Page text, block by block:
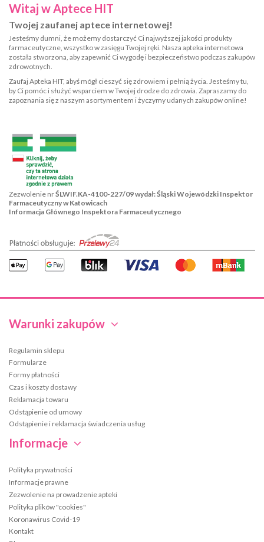
Warunki zakupów
Regulamin sklepu
Formularze
Formy płatności
Czas i koszty dostawy
Reklamacja towaru
Odstąpienie od umowy
Odstąpienie i reklamacja świadczenia usług
Informacje
Polityka prywatności
Informacje prawne
Zezwolenie na prowadzenie apteki
Polityka plików "cookies"
Koronawirus Covid-19
Kontakt
Witaj w Aptece HIT
Twojej zaufanej aptece internetowej!
Jesteśmy dumni, że możemy dostarczyć Ci najwyższej jakości produkty
farmaceutyczne, wszystko w zasięgu Twojej ręki. Nasza apteka internetowa
została stworzona, aby zapewnić Ci wygodę i bezpieczeństwo podczas zakupów
zdrowotnych.
Zaufaj Apteka HIT, abyś mógł cieszyć się zdrowiem i pełnią życia. Jesteśmy tu,
by Ci pomóc i służyć wsparciem w Twojej drodze do zdrowia. Zapraszamy do
zapoznania się z naszym asortymentem i życzymy udanych zakupów online!
Zezwolenie nrŚLWIF.KA-4100-227/09 wydał: Śląski Wojewódzki Inspektor
Farmaceutyczny w Katowicach
Informacja Głównego Inspektora Farmaceutycznego